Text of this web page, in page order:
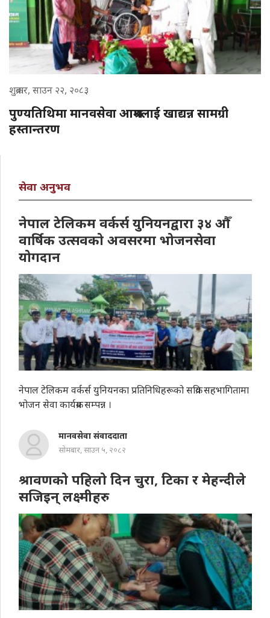
शुक्रबार, साउन २२, २०८३
पुण्यतिथिमा मानवसेवा आश्रमलाई खाद्यन्न सामग्री
हस्तान्तरण
सेवा अनुभव
नेपाल टेलिकम वर्कर्स युनियनद्वारा ३४ औँ
वार्षिक उत्सवको अवसरमा भोजनसेवा
योगदान
नेपाल टेलिकम वर्कर्स युनियनका प्रतिनिधिहरूको सक्रिय सहभागितामा
भोजन सेवा कार्यक्रम सम्पन्न ।
मानवसेवा संवाददाता
सोमबार, साउन ५, २०८२
श्रावणको पहिलो दिन चुरा, टिका र मेहन्दीले
सजिइन् लक्ष्मीहरु